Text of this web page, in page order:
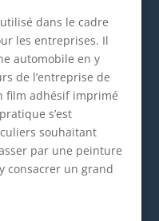
dans le cadre
les entreprises. Il
automobile en y
de l’entreprise de
film adhésif imprimé
s’est
souhaitant
par une peinture
consacrer un grand